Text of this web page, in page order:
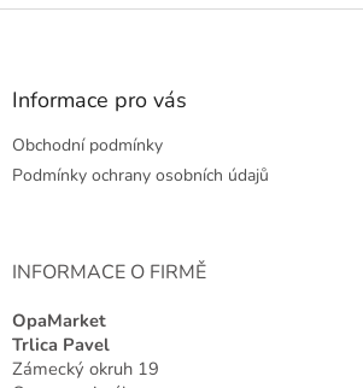
l
Z
Informace pro vás
Obchodní podmínky
Podmínky ochrany osobních údajů
INFORMACE O FIRMĚ
OpaMarket
Trlica Pavel
Zámecký okruh 19